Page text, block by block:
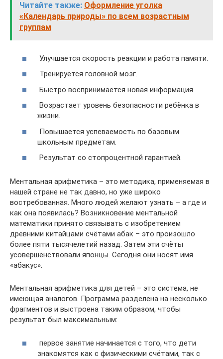
Читайте также: Оформление уголка
«Календарь природы» по всем возрастным
группам
Улучшается скорость реакции и работа памяти.
Тренируется головной мозг.
Быстро воспринимается новая информация.
Возрастает уровень безопасности ребёнка в
жизни.
Повышается успеваемость по базовым
школьным предметам.
Результат со стопроцентной гарантией.
Ментальная арифметика – это методика, применяемая в
нашей стране не так давно, но уже широко
востребованная. Много людей желают узнать – а где и
как она появилась? Возникновение ментальной
математики принято связывать с изобретением
древними китайцами счётами абак – это произошло
более пяти тысячелетий назад. Затем эти счёты
усовершенствовали японцы. Сегодня они носят имя
«абакус».
Ментальная арифметика для детей – это система, не
имеющая аналогов. Программа разделена на несколько
фрагментов и выстроена таким образом, чтобы
результат был максимальным:
первое занятие начинается с того, что дети
знакомятся как с физическими счётами, так с